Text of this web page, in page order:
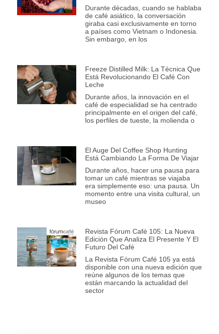
Durante décadas, cuando se hablaba
de café asiático, la conversación
giraba casi exclusivamente en torno
a países como Vietnam o Indonesia.
Sin embargo, en los
Freeze Distilled Milk: La Técnica Que
Está Revolucionando El Café Con
Leche
Durante años, la innovación en el
café de especialidad se ha centrado
principalmente en el origen del café,
los perfiles de tueste, la molienda o
El Auge Del Coffee Shop Hunting
Está Cambiando La Forma De Viajar
Durante años, hacer una pausa para
tomar un café mientras se viajaba
era simplemente eso: una pausa. Un
momento entre una visita cultural, un
museo
Revista Fórum Café 105: La Nueva
Edición Que Analiza El Presente Y El
Futuro Del Café
La Revista Fórum Café 105 ya está
disponible con una nueva edición que
reúne algunos de los temas que
están marcando la actualidad del
sector